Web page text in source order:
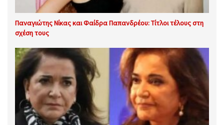
Παναγιώτης Νίκας και Φαίδρα Παπανδρέου: Τίτλοι τέλους στη
σχέση τους